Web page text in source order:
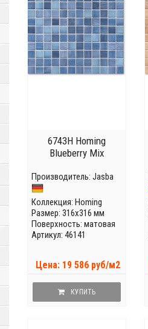
6743H Homing
Blueberry Mix
Производитель: Jasba
Коллекция: Homing
Размер: 316x316 мм
Поверхность: матовая
Артикул: 46141
Цена: 19 586 руб/м2
КУПИТЬ